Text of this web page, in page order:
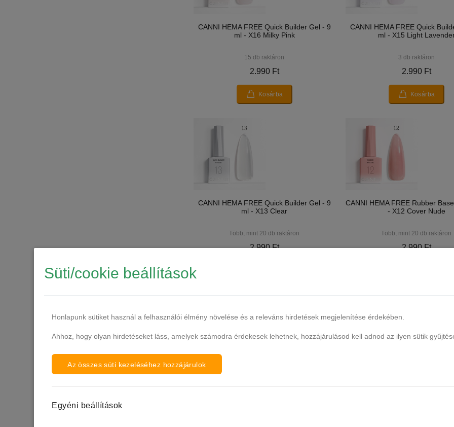
CANNI HEMA FREE Quick Builder Gel - 9
ml - X16 Milky Pink
15 db raktáron
2.990 Ft
Kosárba
CANNI HEMA FREE Quick
ml - X15 Light
3 db raktáron
2.990 Ft
Kosárba
CANNI HEMA FREE Quick Builder Gel - 9
ml - X13 Clear
Több, mint 20 db raktáron
2.990 Ft
CANNI HEMA FREE Rubber
- X12 Cover Nude
Több, mint 20 db raktáron
2.990 Ft
- X10 Brownie
- X09 Cover Pink
Süti/cookie beállítások
Honlapunk sütiket használ a felhasználói élmény növelése és a releváns hirdetések megjelenítése érdekében.
Ahhoz, hogy olyan hirdetéseket láss, amelyek számodra érdekesek lehetnek, hozzájárulásod kell adnod az ilyen sütik
Az összes süti kezeléséhez hozzájárulok
Egyéni beállítások